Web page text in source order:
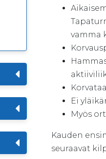
vamma
Ei
Myös
Kauden
seuraavat